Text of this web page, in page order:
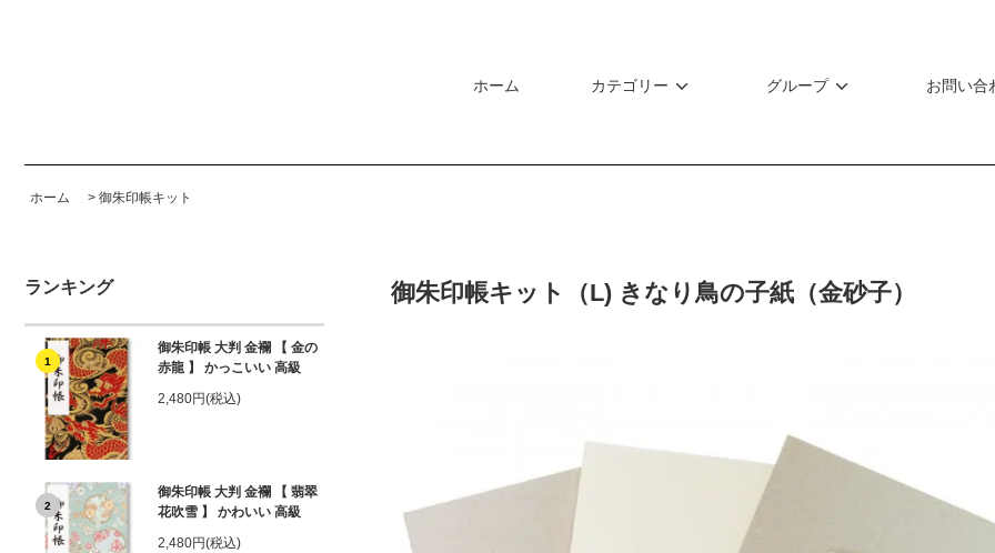
ホーム カテゴリー グループ お問い合
ホーム > 御朱印帳キット
ランキング
1
御朱印帳 大判 金襴 【 金の
赤龍 】 かっこいい 高級
2,480円(税込)
2
御朱印帳 大判 金襴 【 翡翠
花吹雪 】 かわいい 高級
2,480円(税込)
御朱印帳キット（L) きなり鳥の子紙（金砂子）